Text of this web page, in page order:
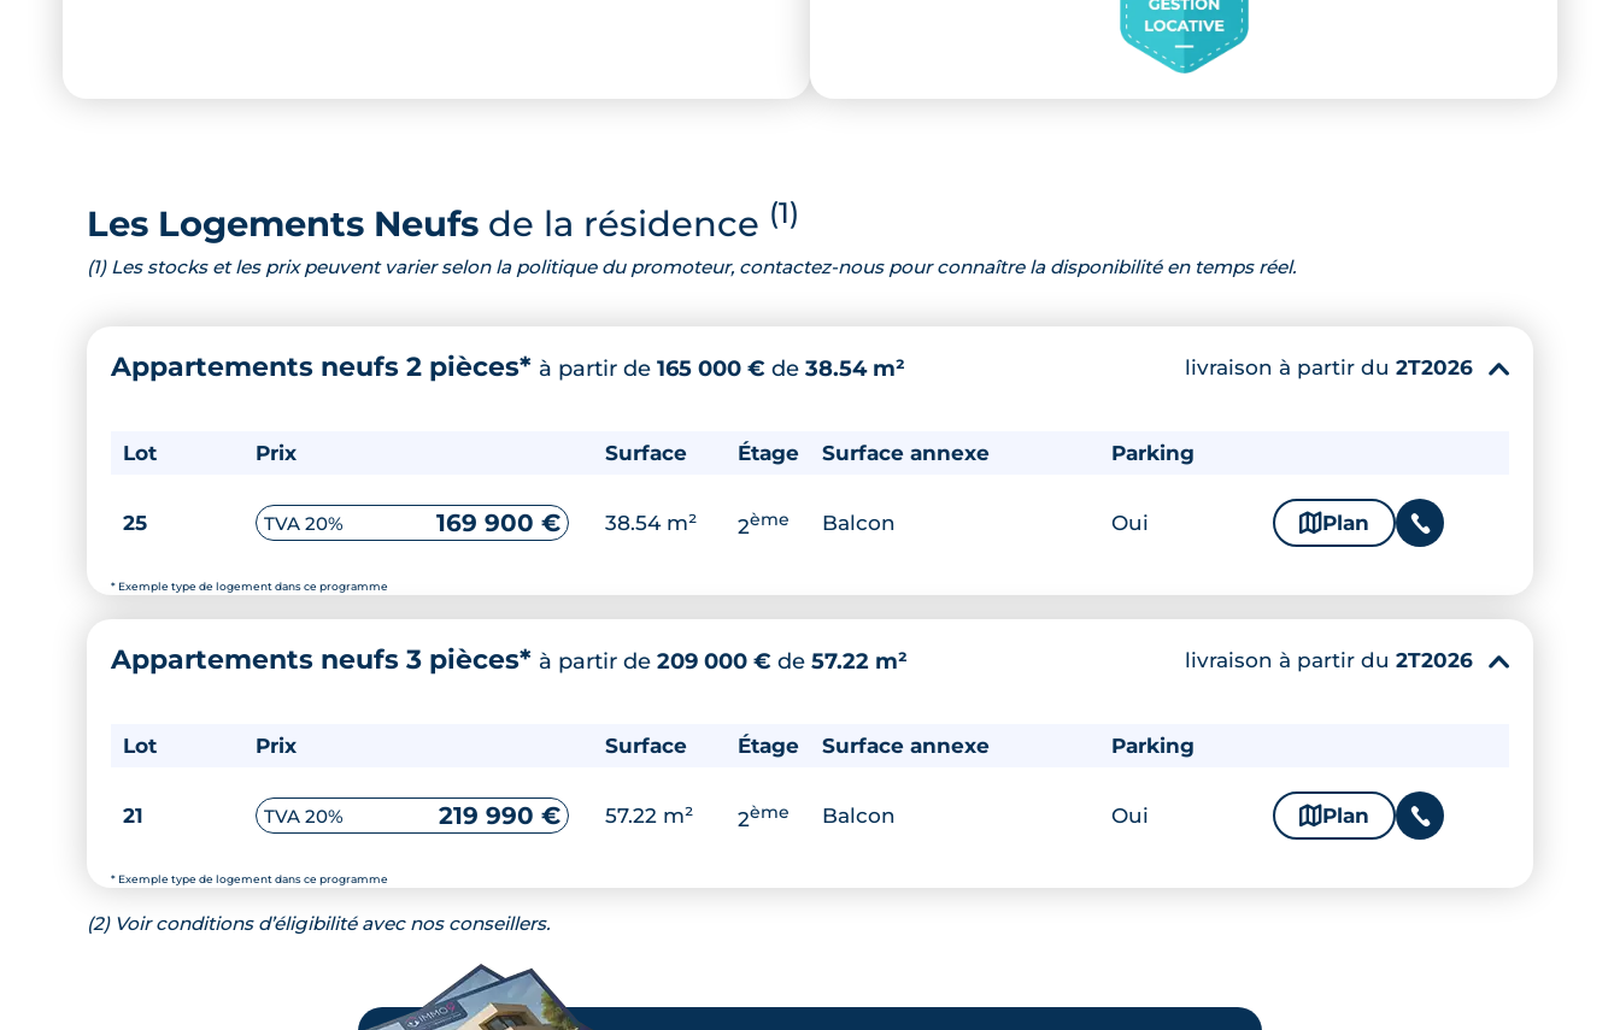
Les Logements Neufs de la résidence (1)
(1) Les stocks et les prix peuvent varier selon la politique du promoteur, contactez-nous pour connaître la disponibilité en temps réel.
Appartements neufs 2 pièces* à partir de 165 000 € de 38.54 m²
* Exemple type de logement dans ce programme
livraison à partir du 2T2026 ▾
Lot Prix Surface Étage Surface annexe Parking
25 TVA 20% 169 900 € 38.54 m² 2ème Balcon Oui 🗞 Plan 📞
Appartements neufs 3 pièces* à partir de 209 000 € de 57.22 m²
* Exemple type de logement dans ce programme
livraison à partir du 2T2026 ▾
Lot Prix Surface Étage Surface annexe Parking
21 TVA 20% 219 990 € 57.22 m² 2ème Balcon Oui 🗞 Plan 📞
(2) Voir conditions d’éligibilité avec nos conseillers.